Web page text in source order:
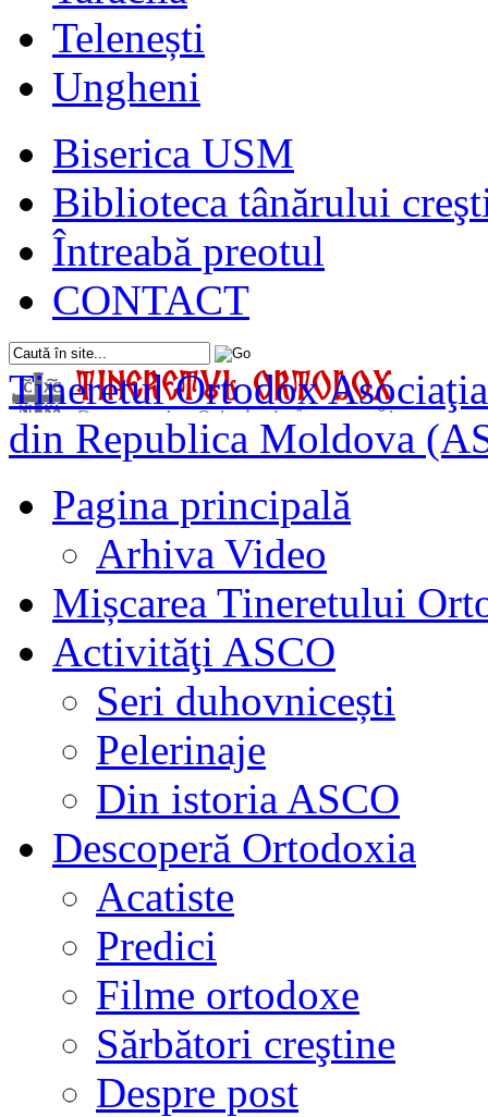
Telenești
Ungheni
Biserica USM
Biblioteca tânărului
Întreabă preotul
CONTACT
Tineretul Ortodox
din Republica Moldova
Pagina principală
Arhiva Video
Mișcarea Tineretului
Activităţi ASCO
Seri duhovnicești
Pelerinaje
Din istoria ASCO
Descoperă Ortodoxia
Acatiste
Predici
Filme ortodoxe
Sărbători creştine
Despre post